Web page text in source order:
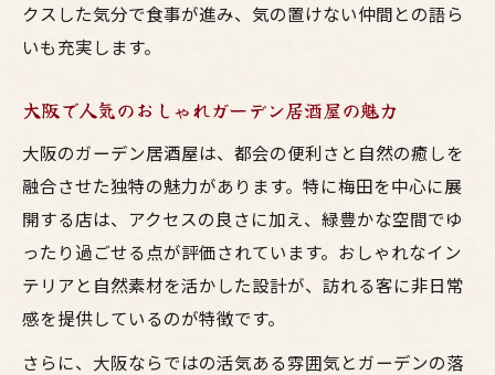
クスした気分で食事が進み、気の置けない仲間との語ら
いも充実します。
大阪で人気のおしゃれガーデン居酒屋の魅力
大阪のガーデン居酒屋は、都会の便利さと自然の癒しを
融合させた独特の魅力があります。特に梅田を中心に展
開する店は、アクセスの良さに加え、緑豊かな空間でゆ
ったり過ごせる点が評価されています。おしゃれなイン
テリアと自然素材を活かした設計が、訪れる客に非日常
感を提供しているのが特徴です。
さらに、大阪ならではの活気ある雰囲気とガーデンの落